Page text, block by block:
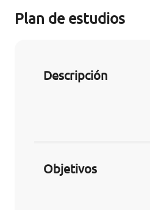
Plan de estudios
Descripción
Objetivos